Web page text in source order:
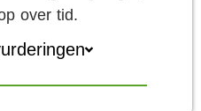
over tid.